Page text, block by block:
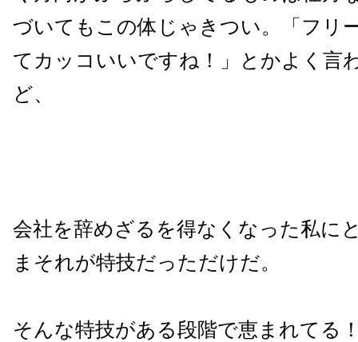
づいてもこの体じゃきつい。「フリ
てカッコいいですね！」とかよく言
ど、
会社を辞めざるを得なくなった私に
まそれが特技だっただけだ。
そんな特技がある段階で恵まれてる